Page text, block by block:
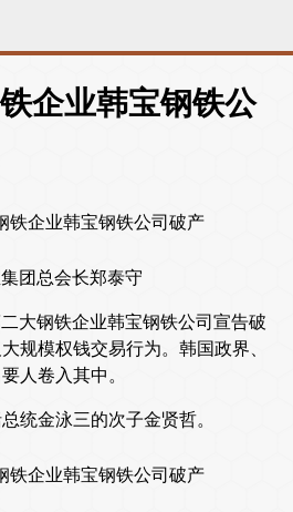
企业韩宝钢铁公
团总会长郑泰守
大钢铁企业韩宝钢铁公司宣告破
规模权钱交易行为。韩国政界、
人卷入其中。
统金泳三的次子金贤哲。